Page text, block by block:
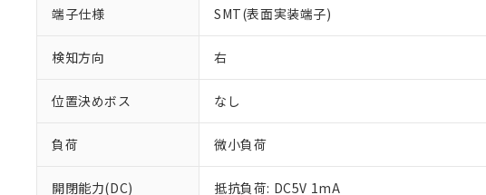
端子仕様 SMT(表面実装端子)
検知方向 右
位置決めボス なし
負荷 微小負荷
開閉能力(DC) 抵抗負荷: DC5V 1mA